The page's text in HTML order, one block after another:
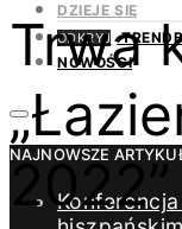
DZIEJE SIĘ
ODKRYJ
NOWOŚCI
NAJNOWSZE
Trwa
2022”